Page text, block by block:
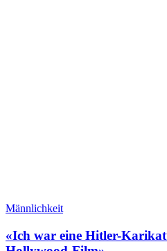
Männlichkeit
«Ich war eine Hitler-